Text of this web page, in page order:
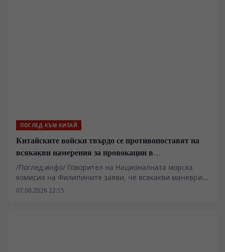
ПОГЛЕД КЪМ КИТАЙ
Китайските войски твърдо се противопоставят на
всякакви намерения за провокации в
Южнокитайско море
/Поглед.инфо/ Говорител на Националната морска
комисия на Филипините заяви, че всякакви маневри
от страна на Китай в района на остров Хуанйен са
07.08.2026 22:15